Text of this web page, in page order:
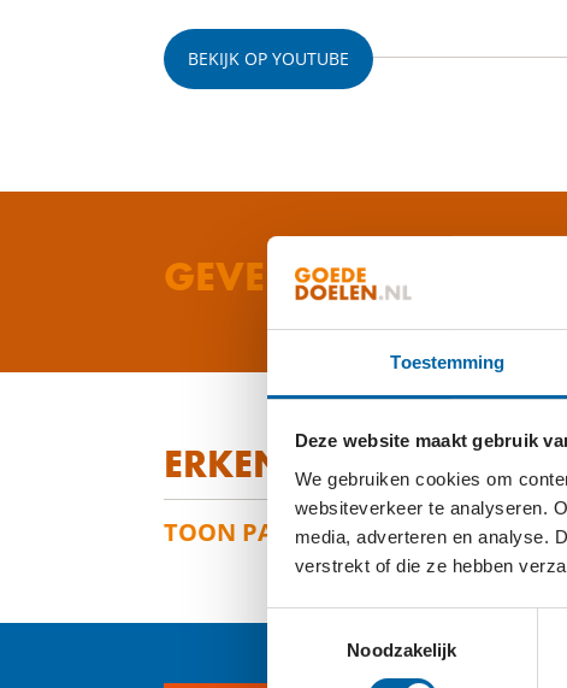
Toestemming
Deze website maakt gebruik
We gebruiken cookies om
websiteverkeer te analyseren.
media, adverteren en analyse.
verstrekt of die ze hebben
Toestemmingsselectie
Noodzakelijk
BEKIJK OP YOUTUBE
GEVEN AAN
TOON PASPOORT